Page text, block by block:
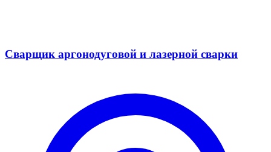
Сварщик аргонодуговой и лазерной сварки